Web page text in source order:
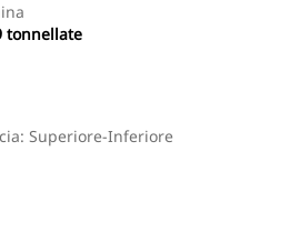
tonnellate
Superiore-Inferiore